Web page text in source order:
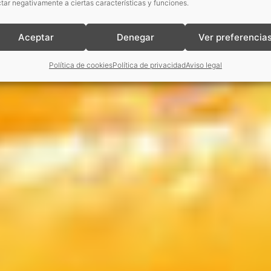
negativamente a ciertas características y funciones.
Aceptar Denegar Ver
Política de cookiesPolítica de privacidadAviso legal